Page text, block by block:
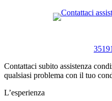
Contattaci subito assistenza
qualsiasi problema con il tuo
L’esperienza